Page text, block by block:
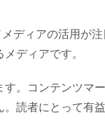
ディアの活用が注
ディアです。
。コンテンツマ
読者にとって有